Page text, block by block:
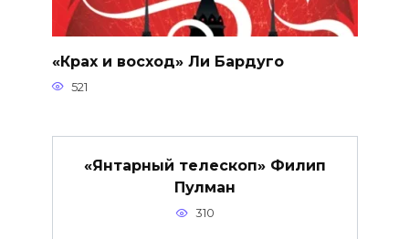
«Крах и восход» Ли Бардуго
521
«Янтарный телескоп» Филип
Пулман
310